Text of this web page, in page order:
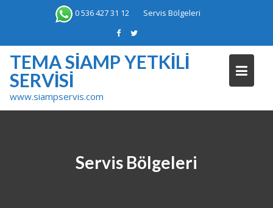
0 536 427 31 12 Servis Bölgeleri
TEMA SIAMP YETKILI
SERVISI
www.siampservis.com
Servis Bölgeleri